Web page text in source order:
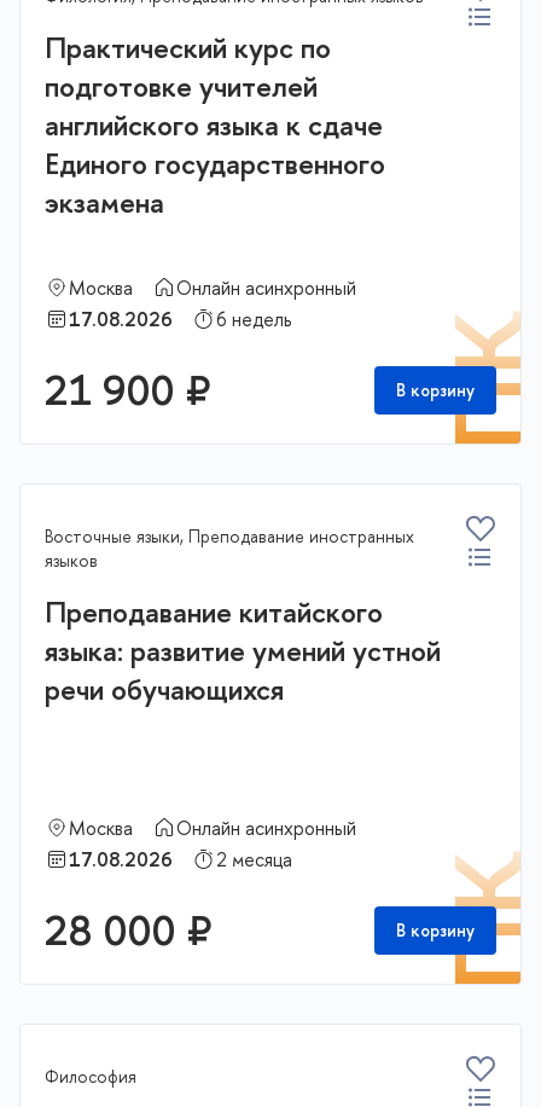
Практический курс по
подготовке учителей
английского языка к сдаче
Единого государственного
экзамена
Москва
Онлайн асинхронный
17.08.2026
6 недель
21 900 ₽ В корзину
Восточные языки, Преподавание иностранных
языков
Преподавание китайского
языка: развитие умений устной
речи обучающихся
Москва
Онлайн асинхронный
17.08.2026
2 месяца
28 000 ₽ В корзину
Философия